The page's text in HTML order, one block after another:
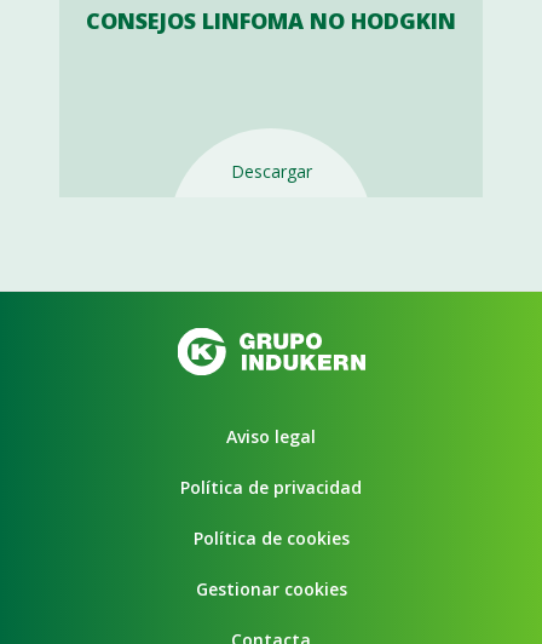
CONSEJOS LINFOMA NO HODGKIN
Descargar
Aviso legal
Política de privacidad
Política de cookies
Gestionar cookies